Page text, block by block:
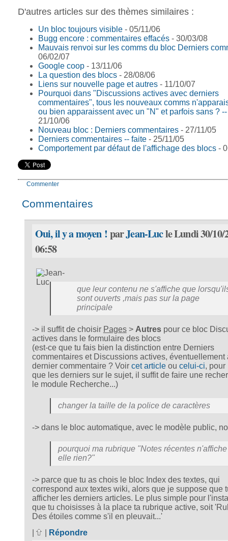
D'autres articles sur des thèmes similaires :
Un bloc toujours visible - 05/11/06
Bugg encore : commentaires effacés - 30/03/08
Mauvais renvoi sur les comms du bloc Derniers
06/02/07
Google coop - 13/11/06
La question des blocs - 28/08/06
Liens sur nouvelle page et autres - 11/10/07
Pourquoi dans "Discussions actives avec derniers
commentaires", tous les nouveaux comms
ou bien apparaissent avec un "N" et parfois sans ?
21/10/06
Nouveau bloc : Derniers commentaires - 27/11/05
Derniers commentaires -- faite - 25/11/05
Comportement par défaut de l'affichage des blocs -
Commenter
Commentaires
Oui, il y a moyen ! parJean-Lucle Lundi 30/10/
06:58
que leur contenu ne s'affiche que
sont ouverts ,mais pas sur la page
principale
-> il suffit de choisir Pages> Autrespour ce bloc
actives dans le formulaire des blocs
(est-ce que tu fais bien la distinction entre Derniers
commentaires et Discussions actives, éventuellement
dernier commentaire ? Voir cet articleou celui-ci, pour
que les derniers sur le sujet, il suffit de faire une
le module Recherche...)
changer la taille de la police de caractères
-> dans le bloc automatique, avec le modèle public,
pourquoi ma rubrique "Notes récentes n'affiche
elle rien?"
-> parce que tu as chois le bloc Index des textes, qui
correspond aux textes wiki, alors que je suppose que
afficher les derniers articles. Le plus simple pour
que tu choisisses à la place ta rubrique active, soit
Des étoiles comme s'il en pleuvait...'
Répondre